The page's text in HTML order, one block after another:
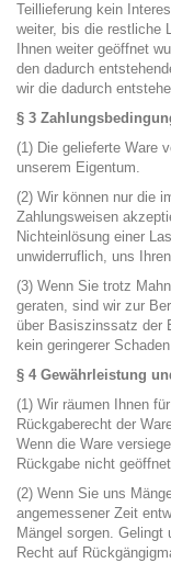
Teillieferung kein
weiter, bis die restliche
Ihnen weiter geöffnet
den dadurch
wir die dadurch
§ 3
(1) Die gelieferte Ware
unserem Eigentum.
(2) Wir können nur die
Zahlungsweisen
Nichteinlösung einer
unwiderruflich, uns
(3) Wenn Sie trotz
geraten, sind wir zur
über Basiszinssatz der
kein geringerer
§ 4 Gewährleistung
(1) Wir räumen Ihnen
Rückgaberecht der
Wenn die Ware
Rückgabe nicht
(2) Wenn Sie uns
angemessener Zeit
Mängel sorgen.
Recht auf